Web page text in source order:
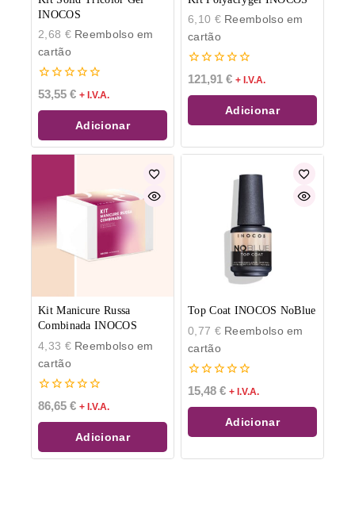
INOCOS
2,68 €Reembolso em
cartão
0
de
5
53,55 € + I.V.A.
Adicionar
6,10 €Reembolso em
cartão
0
de
5
121,91 € + I.V.A.
Adicionar
Kit Manicure Russa
Combinada INOCOS
4,33 €Reembolso em
cartão
0
de
5
86,65 € + I.V.A.
Adicionar
Top Coat INOCOS NoBlue
0,77 €Reembolso em
cartão
0
de
5
15,48 € + I.V.A.
Adicionar